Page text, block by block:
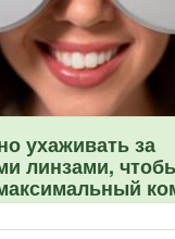
ухаживать за
линзами,